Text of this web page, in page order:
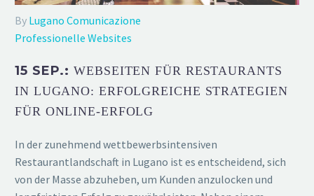
By Lugano Comunicazione
Professionelle Websites
15 SEP.:WEBSEITEN FÜR RESTAURANTS
IN LUGANO: ERFOLGREICHE STRATEGIEN
FÜR ONLINE-ERFOLG
In der zunehmend wettbewerbsintensiven
Restaurantlandschaft in Lugano ist es entscheidend, sich
von der Masse abzuheben, um Kunden anzulocken und